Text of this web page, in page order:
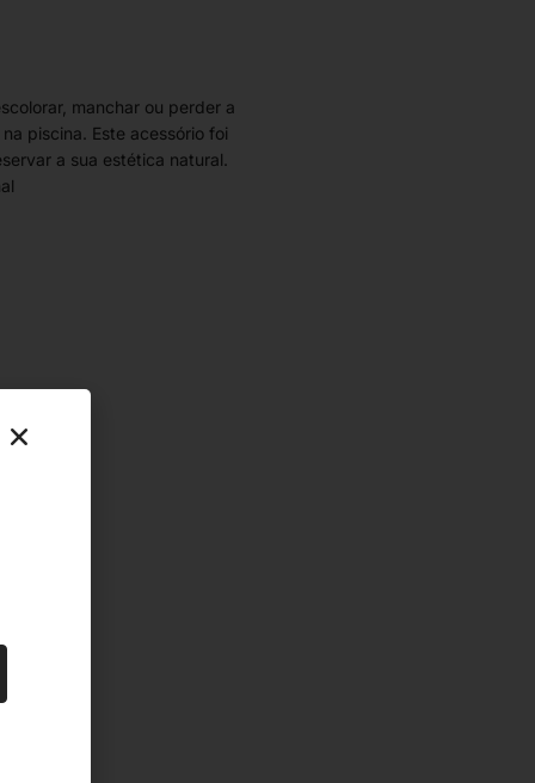
manchar ou perder a
piscina. Este acessório foi
a sua estética natural.